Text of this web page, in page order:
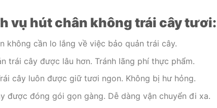
vụ hút chân không trái cây tươi:
không cần lo lắng về việc bảo quản trái cây.
trái cây được lâu hơn. Tránh lãng phí thực phẩm.
cây luôn được giữ tươi ngon. Không bị hư hỏng.
được đóng gói gọn gàng. Dễ dàng vận chuyển đi xa.